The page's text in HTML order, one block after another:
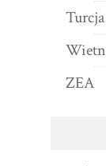
Turcja
ZEA